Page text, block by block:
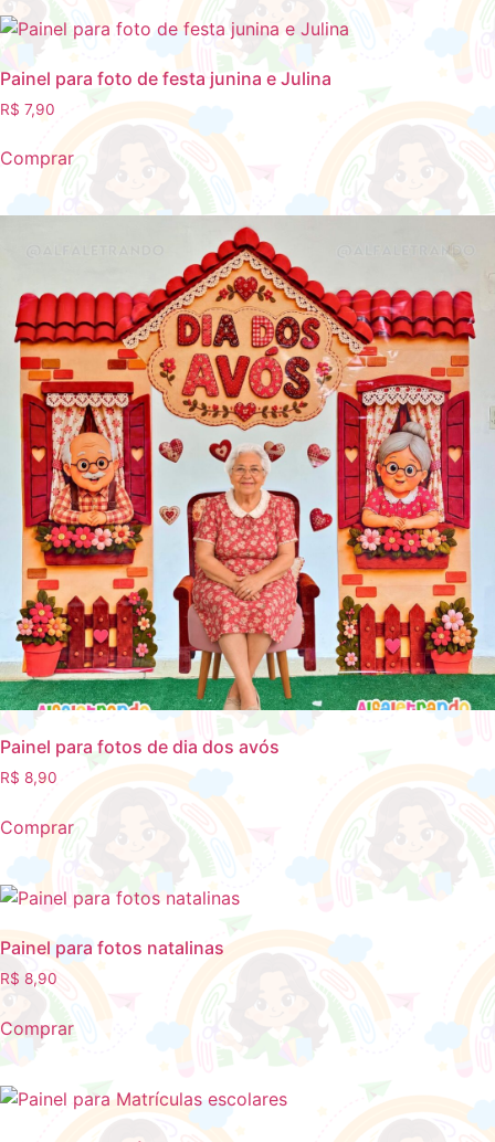
Painel para foto de festa junina e Julina
R$ 7,90
Comprar
Painel para fotos de dia dos avós
R$ 8,90
Comprar
Painel para fotos natalinas
R$ 8,90
Comprar